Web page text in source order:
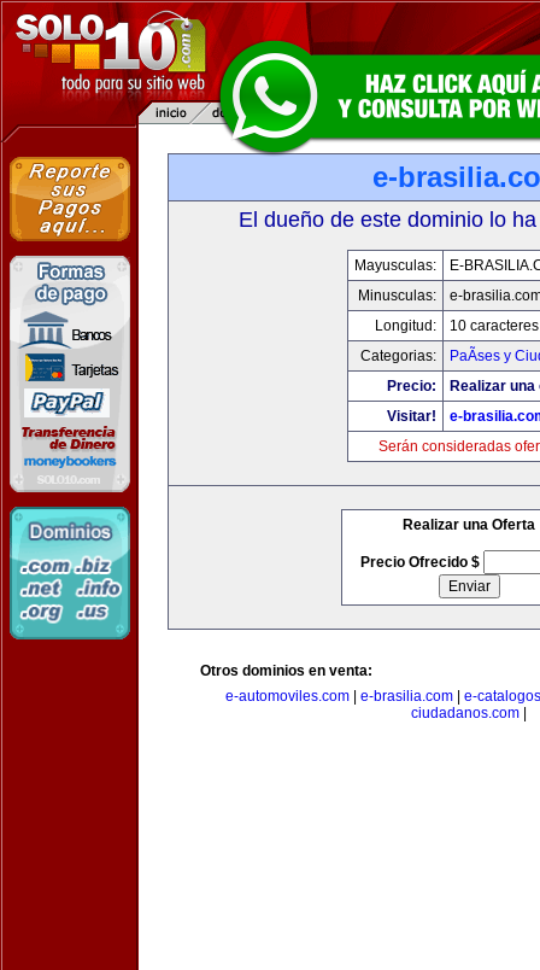
e-
El dueño de este dominio lo
Mayusculas:
E-
Minusculas:
e-
Longitud:
10 caracteres
Categorias:
PaÃ­ses y
Precio:
Realizar
Visitar!
e-
Serán consideradas
Realizar una Oferta
Precio Ofrecido $
Otros dominios en venta:
e-automoviles.com
e-brasilia.com
e-
ciudadanos.com